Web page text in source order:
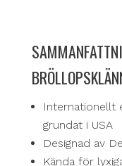
Internationellt
grundat i USA
Designad av
Kända för